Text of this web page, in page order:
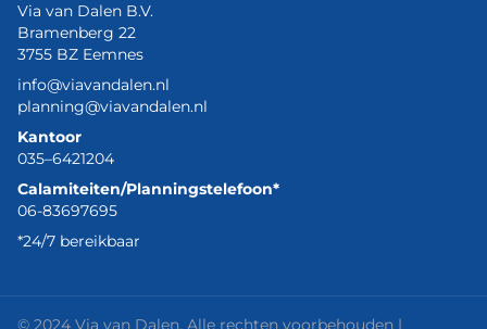
Via van Dalen B.V.
Bramenberg 22
3755 BZ Eemnes
info@viavandalen.nl
planning@viavandalen.nl
Kantoor
035–6421204
Calamiteiten/Planningstelefoon*
06-83697695
*24/7 bereikbaar